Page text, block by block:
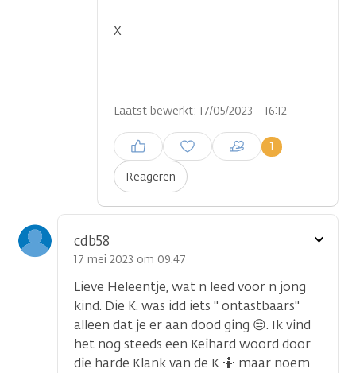
X
Laatst bewerkt: 17/05/2023 - 16:12
Reageren
1
Inloggen om een reactie te
plaatsen
cdb58
17 mei 2023 om 09.47
Lieve Heleentje, wat n leed voor n jong
kind. Die K. was idd iets " ontastbaars"
alleen dat je er aan dood ging 😒. Ik vind
het nog steeds een Keihard woord door
die harde Klank van de K 🤷 maar noem
Toon